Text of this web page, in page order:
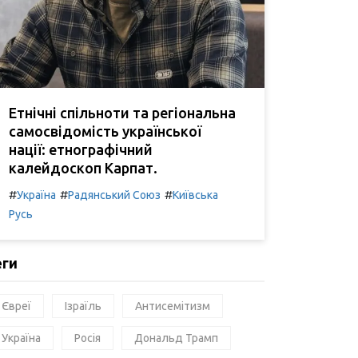
Етнічні спільноти та регіональна
самосвідомість української
нації: етнографічний
калейдоскоп Карпат.
#Україна #Радянський Союз #Київська
Русь
Євреї Ізраїль Антисемітизм
Україна Росія Дональд Трамп